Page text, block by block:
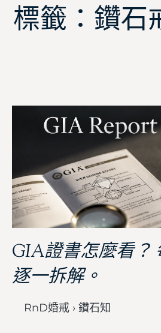
標籤：鑽石
GIA證書怎麼看？
逐一拆解。
RnD婚戒 › 鑽石知